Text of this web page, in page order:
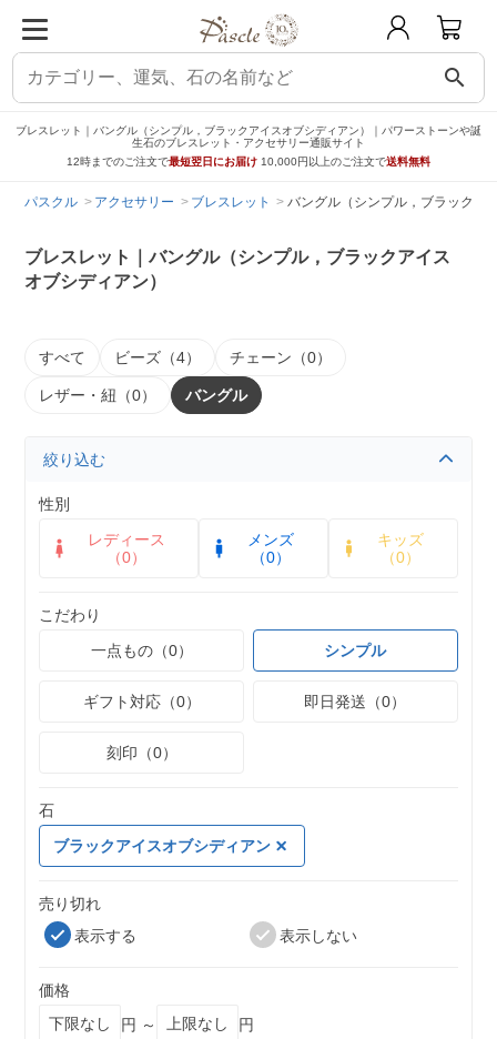
search
ブレスレット｜バングル（シンプル，ブラックアイスオブシディアン）｜パワーストーンや誕
生石のブレスレット・アクセサリー通販サイト
12時までのご注文で最短翌日にお届け 10,000円以上のご注文で送料無料
パスクル アクセサリー ブレスレット バングル（シンプル，ブラックア
ブレスレット｜バングル（シンプル，ブラックアイス
オブシディアン）
すべて ビーズ（4） チェーン（0）
レザー・紐（0） バングル
絞り込む
性別
レディース
（0）
メンズ
（0）
キッズ
（0）
こだわり
一点もの（0）
シンプル
ギフト対応（0） 即日発送（0）
刻印（0）
石
ブラックアイスオブシディアン
売り切れ
表示する
表示しない
価格
円 ～
円